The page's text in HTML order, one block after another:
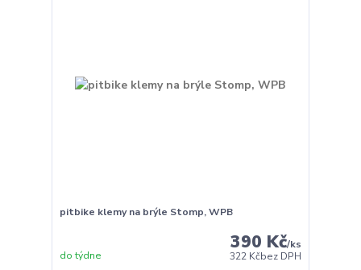
pitbike klemy na brýle Stomp, WPB
390 Kč/ks
322 Kčbez DPH
do týdne